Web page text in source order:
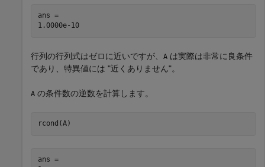
ans =
1.0000e-10
行列の行列式はゼロに近いですが、 A は実際は非常に良条件
であり、特異値には "近くありません"。
A の条件数の逆数を計算します。
rcond(A)
ans =